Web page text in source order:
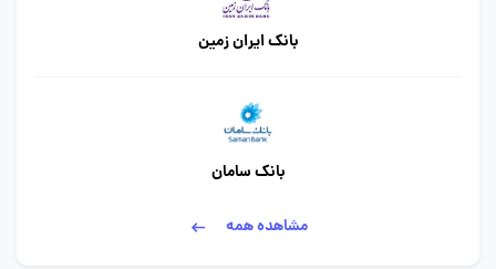
بانک ایران زمین
بانک سامان
مشاهده همه